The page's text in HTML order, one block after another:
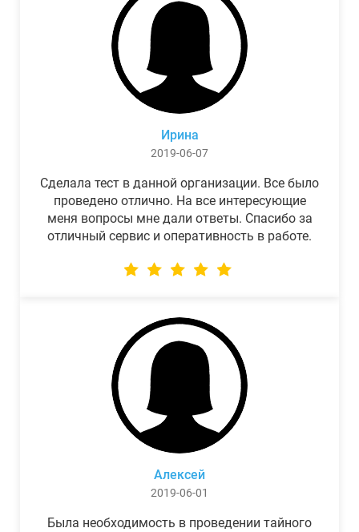
Ирина
2019-06-07
Сделала тест в данной организации. Все было
проведено отлично. На все интересующие
меня вопросы мне дали ответы. Спасибо за
отличный сервис и оперативность в работе.
Алексей
2019-06-01
Была необходимость в проведении тайного